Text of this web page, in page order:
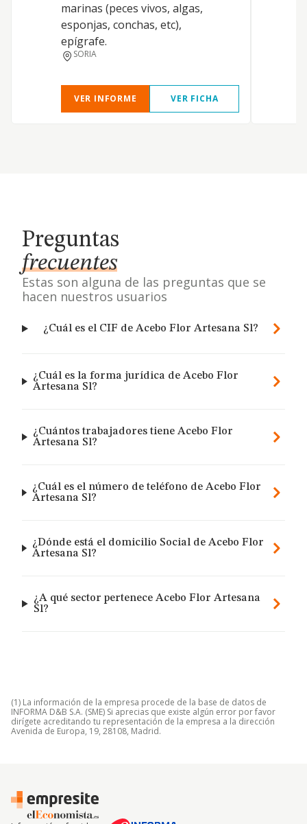
marinas (peces vivos, algas,
esponjas, conchas, etc),
epígrafe.
SORIA
VER INFORME VER FICHA
Preguntas
frecuentes
Estas son alguna de las preguntas que se
hacen nuestros usuarios
¿Cuál es el CIF de Acebo Flor Artesana Sl?
¿Cuál es la forma jurídica de Acebo Flor
Artesana Sl?
¿Cuántos trabajadores tiene Acebo Flor
Artesana Sl?
¿Cuál es el número de teléfono de Acebo Flor
Artesana Sl?
¿Dónde está el domicilio Social de Acebo Flor
Artesana Sl?
¿A qué sector pertenece Acebo Flor Artesana
Sl?
(1) La información de la empresa procede de la base de datos de
INFORMA D&B S.A. (SME) Si aprecias que existe algún error por favor
dirígete acreditando tu representación de la empresa a la dirección
Avenida de Europa, 19, 28108, Madrid.